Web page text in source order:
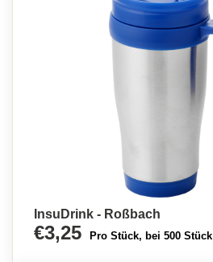
InsuDrink - Roßbach
€3,25 Pro Stück, bei 500 Stück